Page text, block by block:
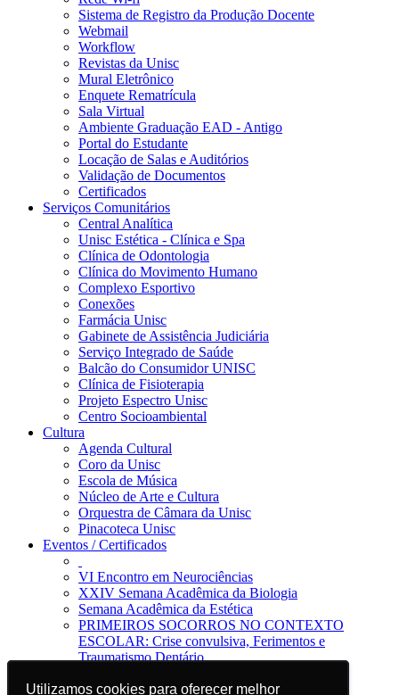
Utilizamos cookies para oferecer melhor
Utilizamos cookies para oferecer melhor
Sistema de Registro da Produção Docente
Webmail
Workflow
Revistas da Unisc
Mural Eletrônico
Enquete Rematrícula
Sala Virtual
Ambiente Graduação EAD - Antigo
Portal do Estudante
Locação de Salas e Auditórios
Validação de Documentos
Certificados
Serviços Comunitários
Central Analítica
Unisc Estética - Clínica e Spa
Clínica de Odontologia
Clínica do Movimento Humano
Complexo Esportivo
Conexões
Farmácia Unisc
Gabinete de Assistência Judiciária
Serviço Integrado de Saúde
Balcão do Consumidor UNISC
Clínica de Fisioterapia
Projeto Espectro Unisc
Centro Socioambiental
Cultura
Agenda Cultural
Coro da Unisc
Escola de Música
Núcleo de Arte e Cultura
Orquestra de Câmara da Unisc
Pinacoteca Unisc
Eventos / Certificados
VI Encontro em Neurociências
XXIV Semana Acadêmica da Biologia
Semana Acadêmica da Estética
PRIMEIROS SOCORROS NO CONTEXTO
ESCOLAR: Crise convulsiva, Ferimentos e
Traumatismo Dentário
Jornal da Unisc